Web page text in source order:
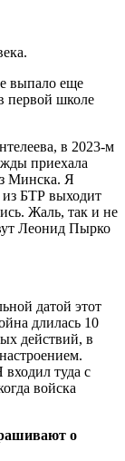
выпало еще
первой школе
в 2023-м
приехала
Минска. Я
из БТР выходит
Жаль, так и не
Леонид Пырко
датой этот
длилась 10
действий, в
туда с
войска
о